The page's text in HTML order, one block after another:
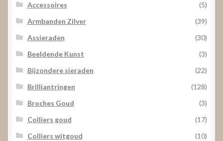
Accessoires
(5)
Armbanden Zilver
(39)
Assieraden
(30)
Beeldende Kunst
(3)
Bijzondere sieraden
(22)
Brilliantringen
(128)
Broches Goud
(3)
Colliers goud
(17)
Colliers witgoud
(10)